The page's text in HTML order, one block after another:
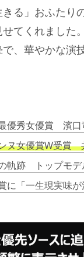
る」おふたり
てくれました
、華やかな演
共演の長塚京三・黒